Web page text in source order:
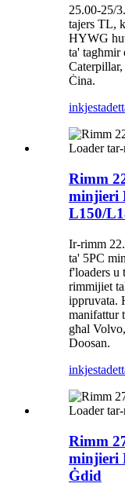
25.00-25/
tajers TL,
HYWG
ta'
Ċina.
inkjesta
Rimm
minjieri
L150/
Ir-rimm
ta' 5PC
f'loaders u
rimmijiet
ippruvata.
manifattur
għal
Doosan.
inkjesta
Rimm
minjieri
Ġdid